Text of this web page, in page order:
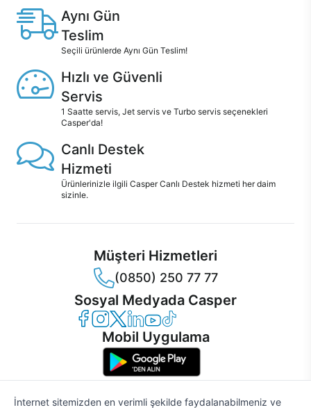
Aynı Gün
Teslim
Seçili ürünlerde Aynı Gün Teslim!
Hızlı ve Güvenli
Servis
1 Saatte servis, Jet servis ve Turbo servis seçenekleri
Casper'da!
Canlı Destek
Hizmeti
Ürünlerinizle ilgili Casper Canlı Destek hizmeti her daim
sizinle.
Müşteri Hizmetleri
(0850) 250 77 77
Sosyal Medyada Casper
Casper Facebook
Casper Instagram
Casper Twitter
Casper LinkedIn
Casper YouTube
Casper TikTok
Mobil Uygulama
İnternet sitemizden en verimli şekilde faydalanabilmeniz ve